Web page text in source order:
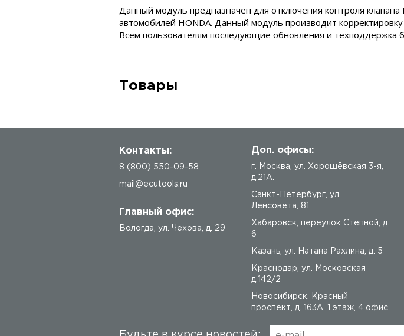
Данный модуль предназначен для отключения контроля клапана
автомобилей HONDA. Данный модуль производит
Всем пользователям последующие обновления и техподдержка
Товары
Контакты:
8 (800) 550-09-58
mail@ecutools.ru
Главный офис:
Вологда ул. Чехова, д. 29
Доп. офисы:
г. Москва, ул. Хорошёвская 3-я,
д.21А.
Санкт-Петербург, ул.
Ленсовета, 81.
Хабаровск, переулок Степной, д.
6
Казань, ул. Натана Рахлина, д. 5
Краснодар, ул. Московская
д.142/2
Новосибирск, Красный
проспект, д. 163А, 1 этаж, 4 офис